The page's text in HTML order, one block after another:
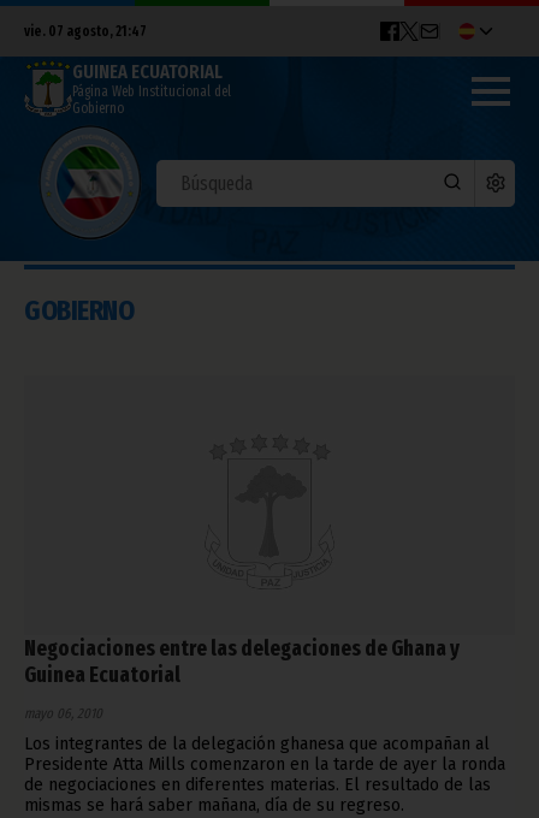
vie. 07 agosto, 21:47
GUINEA ECUATORIAL
Página Web Institucional del
Gobierno
GOBIERNO
Negociaciones entre las delegaciones de Ghana y
Guinea Ecuatorial
mayo 06, 2010
Los integrantes de la delegación ghanesa que acompañan al
Presidente Atta Mills comenzaron en la tarde de ayer la ronda
de negociaciones en diferentes materias. El resultado de las
mismas se hará saber mañana, día de su regreso.